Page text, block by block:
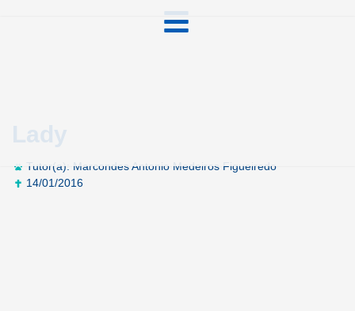
Lady
Tutor(a): Marcondes Antonio Medeiros Figueiredo
14/01/2016